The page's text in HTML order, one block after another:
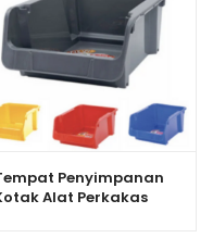
Penyimpanan
Alat Perkakas